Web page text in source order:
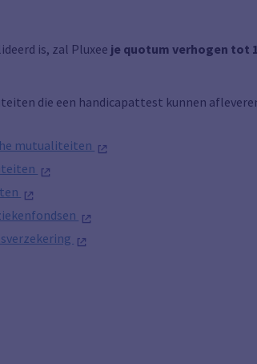
is, zal Pluxee je quotum verhogen tot
die een handicapattest kunnen
mutualiteiten